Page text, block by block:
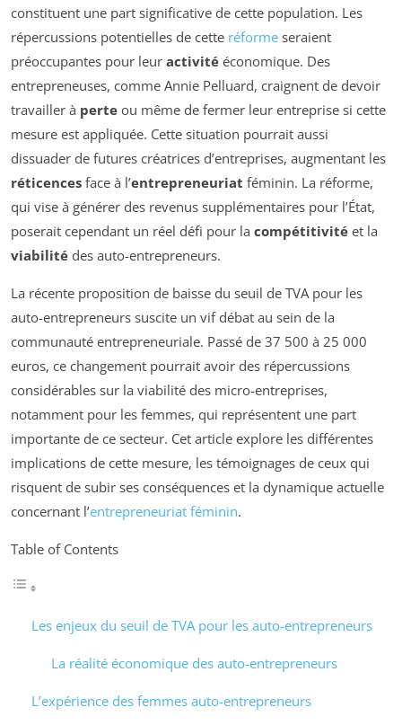
constituent une part significative de cette population. Les
répercussions potentielles de cette réforme seraient
préoccupantes pour leur activité économique. Des
entrepreneuses, comme Annie Pelluard, craignent de devoir
travailler à perte ou même de fermer leur entreprise si cette
mesure est appliquée. Cette situation pourrait aussi
dissuader de futures créatrices d’entreprises, augmentant les
réticences face à l’entrepreneuriat féminin. La réforme,
qui vise à générer des revenus supplémentaires pour l’État,
poserait cependant un réel défi pour la compétitivité et la
viabilité des auto-entrepreneurs.
La récente proposition de baisse du seuil de TVA pour les
auto-entrepreneurs suscite un vif débat au sein de la
communauté entrepreneuriale. Passé de 37 500 à 25 000
euros, ce changement pourrait avoir des répercussions
considérables sur la viabilité des micro-entreprises,
notamment pour les femmes, qui représentent une part
importante de ce secteur. Cet article explore les différentes
implications de cette mesure, les témoignages de ceux qui
risquent de subir ses conséquences et la dynamique actuelle
concernant l’entrepreneuriat féminin.
Table of Contents
Les enjeux du seuil de TVA pour les auto-entrepreneurs
La réalité économique des auto-entrepreneurs
L’expérience des femmes auto-entrepreneurs